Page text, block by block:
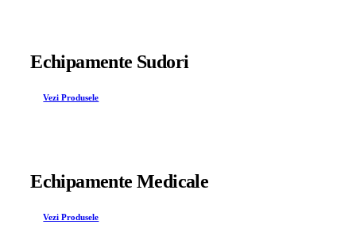
Echipamente Sudori
Vezi Produsele
Echipamente Medicale
Vezi Produsele